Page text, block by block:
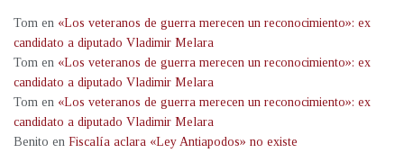
Tom en «Los veteranos de guerra merecen un reconocimiento»: ex
candidato a diputado Vladimir Melara
Tom en «Los veteranos de guerra merecen un reconocimiento»: ex
candidato a diputado Vladimir Melara
Tom en «Los veteranos de guerra merecen un reconocimiento»: ex
candidato a diputado Vladimir Melara
Benito en Fiscalía aclara «Ley Antiapodos» no existe